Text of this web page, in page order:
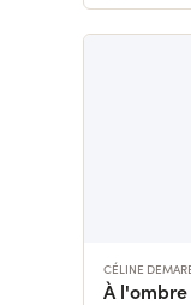
CÉLINE
À